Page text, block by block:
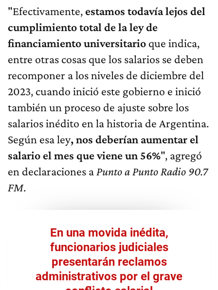
"Efectivamente, estamos todavía lejos del
cumplimiento total de la ley de
financiamiento universitario que indica,
entre otras cosas que los salarios se deben
recomponer a los niveles de diciembre del
2023, cuando inició este gobierno e inició
también un proceso de ajuste sobre los
salarios inédito en la historia de Argentina.
Según esa ley, nos deberían aumentar el
salario el mes que viene un 56%", agregó
en declaraciones a Punto a Punto Radio 90.7
FM.
En una movida inédita,
funcionarios judiciales
presentarán reclamos
administrativos por el grave